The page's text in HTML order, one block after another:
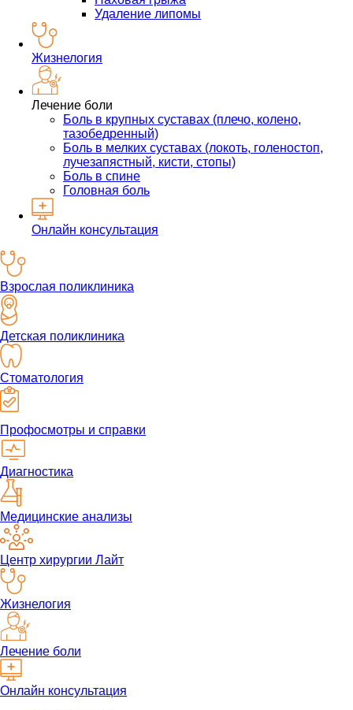
Удаление липомы
Жизнелогия
Лечение боли
Боль в крупных суставах (плечо, колено,
тазобедренный)
Боль в мелких суставах (локоть, голеностоп,
лучезапястный, кисти, стопы)
Боль в спине
Головная боль
Онлайн консультация
Взрослая поликлиника
Детская поликлиника
Стоматология
Профосмотры и справки
Диагностика
Медицинские анализы
Центр хирургии Лайт
Жизнелогия
Лечение боли
Онлайн консультация